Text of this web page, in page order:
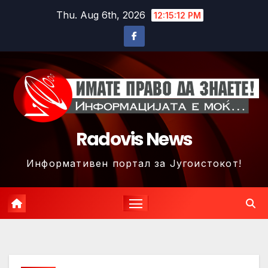
Thu. Aug 6th, 2026 12:15:14 PM
Radovis News
Информативен портал за Југоистокот!